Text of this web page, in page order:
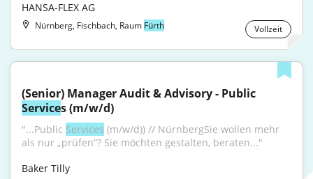
HANSA-FLEX AG
Nürnberg, Fischbach, Raum Fürth Vollzeit
Services (m/w/d)
"...Public Services (m/w/d)) // NürnbergSie wollen mehr
als nur „prüfen“? Sie möchten gestalten, beraten..."
Baker Tilly